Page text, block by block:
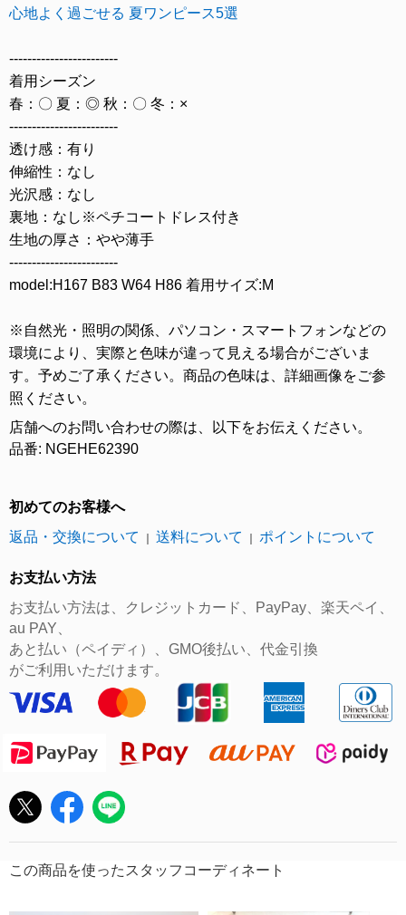
心地よく過ごせる 夏ワンピース5選
------------------------
着用シーズン
春：〇 夏：◎ 秋：〇 冬：×
------------------------
透け感：有り
伸縮性：なし
光沢感：なし
裏地：なし※ペチコートドレス付き
生地の厚さ：やや薄手
------------------------
model:H167 B83 W64 H86 着用サイズ:M
※自然光・照明の関係、パソコン・スマートフォンなどの
環境により、実際と色味が違って見える場合がございま
す。予めご了承ください。商品の色味は、詳細画像をご参
照ください。
店舗へのお問い合わせの際は、以下をお伝えください。
品番: NGEHE62390
初めてのお客様へ
返品・交換について
｜ 送料について ｜ ポイントについて
お支払い方法
お支払い方法は、クレジットカード、PayPay、楽天ペイ、
au PAY、
あと払い（ペイディ）、GMO後払い、代金引換
がご利用いただけます。
この商品を使ったスタッフコーディネート